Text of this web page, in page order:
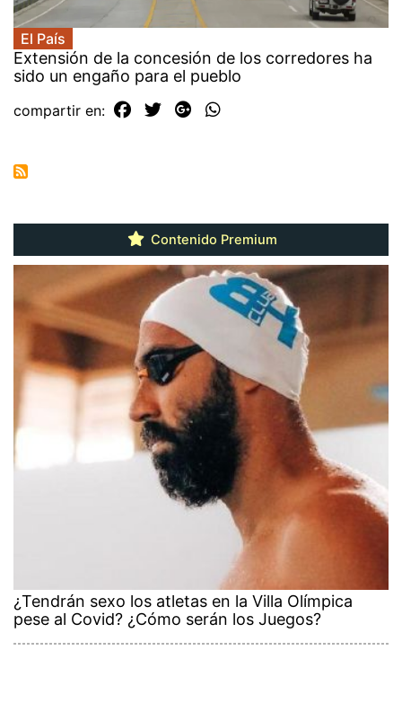
El País
Extensión de la concesión de los corredores ha
sido un engaño para el pueblo
compartir en:
Contenido Premium
¿Tendrán sexo los atletas en la Villa Olímpica
pese al Covid? ¿Cómo serán los Juegos?